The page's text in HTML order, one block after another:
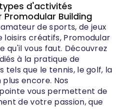
d'activités
Building
de sports, de jeux
loisirs créatifs, Promodular
qu'il vous faut. Découvrez
à la pratique de
tels que le tennis, le golf, la
encore. Nos
vous permettent de
de votre passion, que